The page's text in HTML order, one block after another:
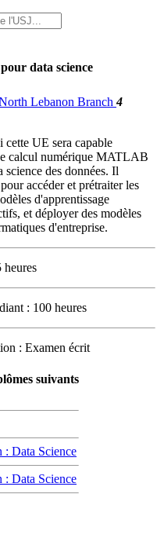
data science
Lebanon Branch4
cette UE sera capable
calcul numérique MATLAB
science des données. Il
accéder et prétraiter les
d'apprentissage
et déployer des modèles
d'entreprise.
heures
: 100 heures
: Examen écrit
suivants
: Data Science
: Data Science